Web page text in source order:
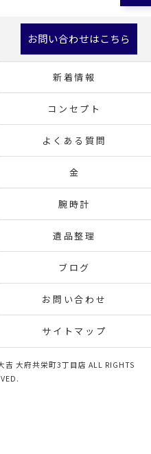
お問い合わせはこちら
新着情報
コンセプト
よくある質問
金
腕時計
遺品整理
ブログ
お問い合わせ
サイトマップ
大府共栄町3丁目店 ALL RIGHTS